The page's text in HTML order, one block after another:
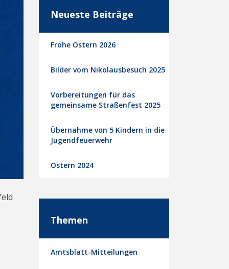
Neueste Beiträge
Frohe Ostern 2026
Bilder vom Nikolausbesuch 2025
Vorbereitungen für das
gemeinsame Straßenfest 2025
Übernahme von 5 Kindern in die
Jugendfeuerwehr
Ostern 2024
Themen
Amtsblatt-Mitteilungen